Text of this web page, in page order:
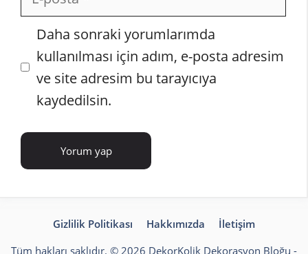
posta
İnternet
sitesi
Daha sonraki yorumlarımda
kullanılması için adım, e-posta adresim
ve site adresim bu tarayıcıya
kaydedilsin.
Gizlilik Politikası Hakkımızda
İletişim
Tüm hakları saklıdır. © 2026 DekorKolik Dekorasyon Bloğu -